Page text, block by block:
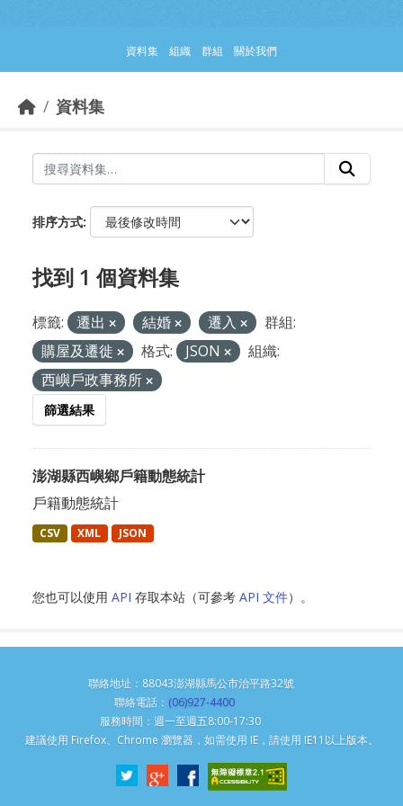
資料集 組織 群組 關於我們
資料集
排序方式
找到 1 個資料集
標籤: 遷出 結婚 遷入
群組:
購屋及遷徙
格式: JSON
組織:
西嶼戶政事務所
篩選結果
澎湖縣西嶼鄉戶籍動態統計
戶籍動態統計
CSV XML JSON
您也可以使用 API 存取本站（可參考 API 文件）。
聯絡地址：88043澎湖縣馬公市治平路32號
聯絡電話： (06)927-4400
服務時間：週一至週五8:00-17:30
建議使用 Firefox、Chrome 瀏覽器，如需使用 IE，請使用 IE11以上版本。